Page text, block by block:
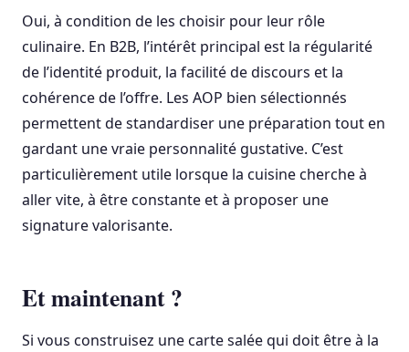
Oui, à condition de les choisir pour leur rôle
culinaire. En B2B, l’intérêt principal est la régularité
de l’identité produit, la facilité de discours et la
cohérence de l’offre. Les AOP bien sélectionnés
permettent de standardiser une préparation tout en
gardant une vraie personnalité gustative. C’est
particulièrement utile lorsque la cuisine cherche à
aller vite, à être constante et à proposer une
signature valorisante.
Et maintenant ?
Si vous construisez une carte salée qui doit être à la